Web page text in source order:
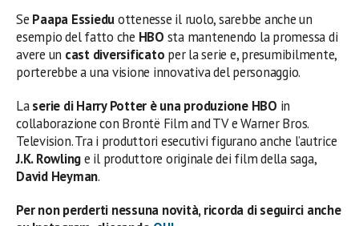
Se Paapa Essieduottenesse il ruolo, sarebbe anche un
esempio del fatto che HBO sta mantenendo la promessa di
avere un cast diversificato per la serie e, presumibilmente,
porterebbe a una visione innovativa del personaggio.
Laserie di Harry Potter è una produzione HBO in
collaborazione con Brontë Film and TV e Warner Bros.
Television. Tra i produttori esecutivi figurano anche l’autrice
J.K. Rowlinge il produttore originale dei film della saga,
David Heyman.
Per non perderti nessuna novità, ricorda di seguirci anche